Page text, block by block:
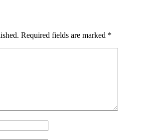
Required fields are marked *